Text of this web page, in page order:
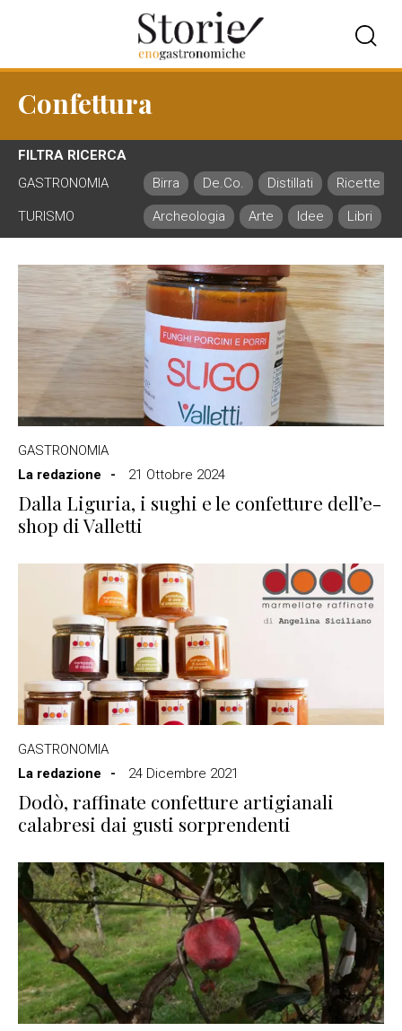
Confettura
FILTRA RICERCA
GASTRONOMIA
Birra De.Co. Distillati Ricette
TURISMO Archeologia Arte Idee Libri
GASTRONOMIA
La redazione
21 Ottobre 2024
Dalla Liguria, i sughi e le confetture dell’e-
shop di Valletti
GASTRONOMIA
La redazione
24 Dicembre 2021
Dodò, raffinate confetture artigianali
calabresi dai gusti sorprendenti